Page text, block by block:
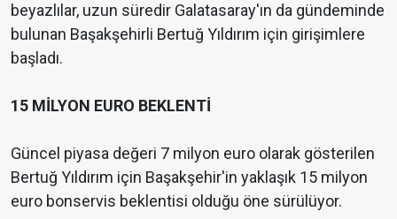
beyazlılar, uzun süredir Galatasaray'ın da gündeminde
bulunan Başakşehirli Bertuğ Yıldırım için girişimlere
başladı.
15 MİLYON EURO BEKLENTİ
Güncel piyasa değeri 7 milyon euro olarak gösterilen
Bertuğ Yıldırım için Başakşehir'in yaklaşık 15 milyon
euro bonservis beklentisi olduğu öne sürülüyor.